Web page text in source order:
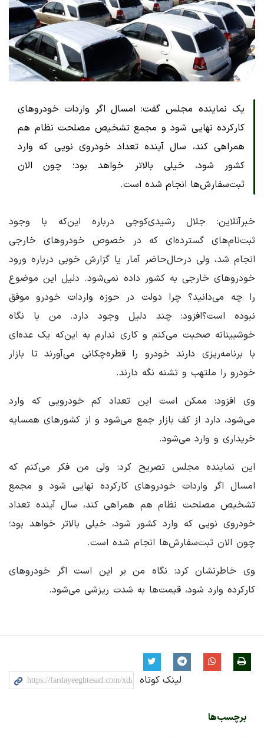
یک نماینده مجلس گفت: امسال اگر واردات خودروهای
کارکرده نهایی شود و مجمع تشخیص مصلحت نظام هم
همراهی کند، سال آینده تعداد خودروی نویی که وارد
کشور شود، خیلی بالاتر خواهد بود؛ چون الان
ثبت‌سفارش‌ها انجام شده است.
خبرآنلاین: جلال رشیدی‌کوجی درباره این‌که با وجود
ثبت‌نام‌های گسترده‌ای که در خصوص خودروهای خارجی
انجام شد، ولی درحال‌حاضر آمار یا گزارش خوبی درباره ورود
خودروهای خارجی به کشور داده نمی‌شود. دلیل این موضوع
را چه می‌دانید؟ چرا دولت در حوزه واردات خودرو موفق
نبوده است؟افزود: چند دلیل وجود دارد. من با نگاه
خوشبینانه صحبت می‌کنم و کاری ندارم به این‌که یک عده‌ای
با برنامه‌ریزی دارند خودرو را قطره‌چکانی می‌آورند تا بازار
خودرو را ملتهب و تشنه نگه دارند.
وی افزود: ممکن است این تعداد کم خودرویی که وارد
می‌شود، دارد از کف بازار جمع می‌شود و از کشورهای همسایه
خریداری و وارد می‌شود.
این نماینده مجلس تصریح کرد: ولی من فکر می‌کنم که
امسال اگر واردات خودروهای کارکرده نهایی شود و مجمع
تشخیص مصلحت نظام هم همراهی کند، سال آینده تعداد
خودروی نویی که وارد کشور شود، خیلی بالاتر خواهد بود؛
چون الان ثبت‌سفارش‌ها انجام شده است.
وی خاطرنشان کرد: نگاه من بر این است اگر خودروهای
کارکرده وارد شود، قیمت‌ها به شدت ریزشی می‌شود.
لینک کوتاه
برچسب‌ها